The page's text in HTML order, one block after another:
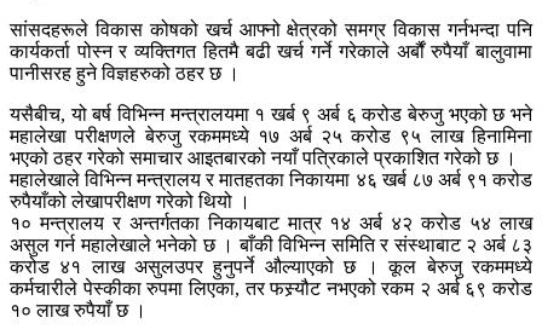
सांसदहरूले विकास कोषको खर्च आफ्नो क्षेत्रको समग्र विकास गर्नभन्दा पनि
कार्यकर्ता पोस्न र व्यक्तिगत हितमै बढी खर्च गर्ने गरेकाले अर्बौं रुपैयाँ बालुवामा
पानीसरह हुने विज्ञहरुको ठहर छ ।
यसैबीच, यो बर्ष विभिन्न मन्त्रालयमा १ खर्ब ९ अर्ब ६ करोड बेरुजु भएको छ भने
महालेखा परीक्षणले बेरुजु रकममध्ये १७ अर्ब २५ करोड ९५ लाख हिनामिना
भएको ठहर गरेको समाचार आइतबारको नयाँ पत्रिकाले प्रकाशित गरेको छ ।
महालेखाले विभिन्न मन्त्रालय र मातहतका निकायमा ४६ खर्ब ८७ अर्ब ९१ करोड
रुपैयाँको लेखापरीक्षण गरेको थियो ।
१० मन्त्रालय र अन्तर्गतका निकायबाट मात्र १४ अर्ब ४२ करोड ५४ लाख
असुल गर्न महालेखाले भनेको छ । बाँकी विभिन्न समिति र संस्थाबाट २ अर्ब ८३
करोड ४१ लाख असुलउपर हुनुपर्ने औल्याएको छ । कूल बेरुजु रकममध्ये
कर्मचारीले पेस्कीका रुपमा लिएका, तर फस्र्यौट नभएको रकम २ अर्ब ६९ करोड
१० लाख रुपैयाँ छ ।